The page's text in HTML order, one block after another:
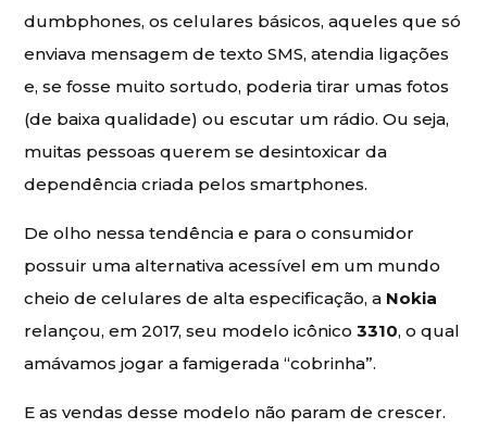
dumbphones, os celulares básicos, aqueles que só
enviava mensagem de texto SMS, atendia ligações
e, se fosse muito sortudo, poderia tirar umas fotos
(de baixa qualidade) ou escutar um rádio. Ou seja,
muitas pessoas querem se desintoxicar da
dependência criada pelos smartphones.
De olho nessa tendência e para o consumidor
possuir uma alternativa acessível em um mundo
cheio de celulares de alta especificação, a Nokia
relançou, em 2017, seu modelo icônico3310, o qual
amávamos jogar a famigerada “cobrinha”.
E as vendas desse modelo não param de crescer.